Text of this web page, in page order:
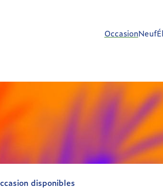
OccasionNeuf
disponibles